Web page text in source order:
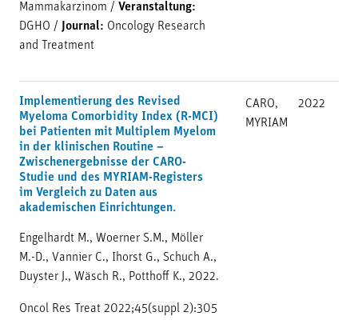
Mammakarzinom / Veranstaltung:
DGHO / Journal: Oncology Research
and Treatment
Implementierung des Revised
Myeloma Comorbidity Index (R-MCI)
bei Patienten mit Multiplem Myelom
in der klinischen Routine –
Zwischenergebnisse der CARO-
Studie und des MYRIAM-Registers
im Vergleich zu Daten aus
akademischen Einrichtungen.
Engelhardt M., Woerner S.M., Möller
M.-D., Vannier C., Ihorst G., Schuch A.,
Duyster J., Wäsch R., Potthoff K., 2022.
Oncol Res Treat 2022;45(suppl 2):305
CARO,
MYRIAM
2022